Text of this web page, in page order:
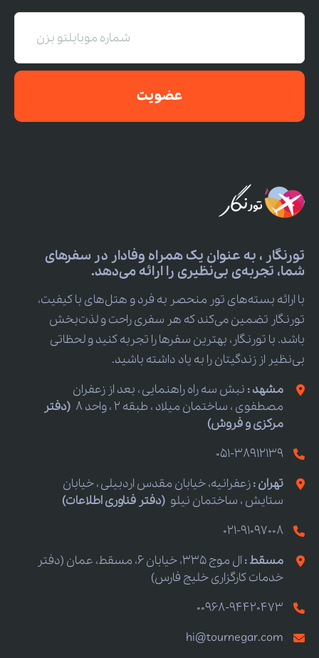
عضویت
تورنگار ، به عنوان یک همراه وفادار در سفرهای
شما، تجربه‌ی بی‌نظیری را ارائه می‌دهد.
با ارائه بسته‌های تور منحصر به فرد و هتل‌های با کیفیت،
تورنگار تضمین می‌کند که هر سفری راحت و لذت‌بخش
باشد. با تورنگار، بهترین سفرها را تجربه کنید و لحظاتی
بی‌نظیر از زندگیتان را به یاد داشته باشید.
مشهد : نبش سه راه راهنمایی ، بعد از زعفران
مصطفوی ، ساختمان میلاد ، طبقه 2 ، واحد 8
(دفتر
مرکزی و فروش)
051-38912139
تهران :زعفرانیه، خیابان مقدس اردبیلی ، خیابان
ستایش ، ساختمان نیلو (دفتر فناوری اطلاعات)
021-91097008
مسقط :
ال موج 335، خیابان 6، مسقط، عمان (دفتر
خدمات کارگزاری خلیج فارس)
00968-94420473
hi@tournegar.com